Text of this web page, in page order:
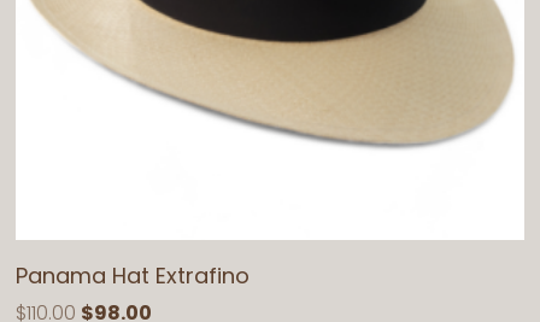
Panama Hat Extrafino
$110.00 $98.00